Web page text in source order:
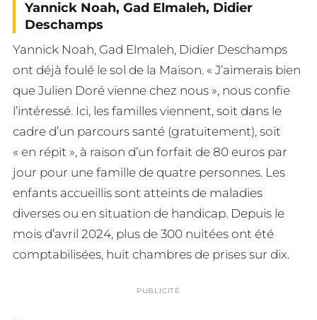
Yannick Noah, Gad Elmaleh, Didier
Deschamps
Yannick Noah, Gad Elmaleh, Didier Deschamps
ont déjà foulé le sol de la Maison. « J’aimerais bien
que Julien Doré vienne chez nous », nous confie
l’intéressé. Ici, les familles viennent, soit dans le
cadre d’un parcours santé (gratuitement), soit
« en répit », à raison d’un forfait de 80 euros par
jour pour une famille de quatre personnes. Les
enfants accueillis sont atteints de maladies
diverses ou en situation de handicap. Depuis le
mois d’avril 2024, plus de 300 nuitées ont été
comptabilisées, huit chambres de prises sur dix.
PUBLICITÉ